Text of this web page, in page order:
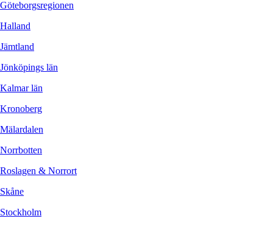
Göteborgsregionen
Halland
Jämtland
Jönköpings län
Kalmar län
Kronoberg
Mälardalen
Norrbotten
Roslagen & Norrort
Skåne
Stockholm